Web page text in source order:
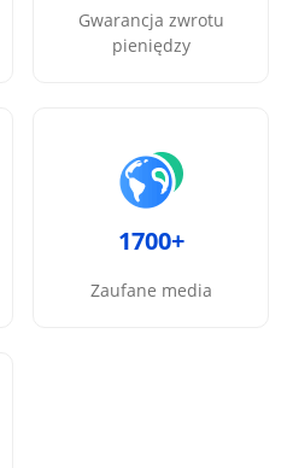
Gwarancja zwrotu
pieniędzy
1700+
Zaufane media